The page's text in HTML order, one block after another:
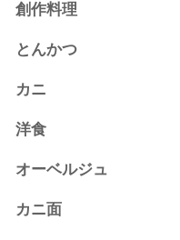
創作料理
とんかつ
カニ
洋食
オーベルジュ
カニ面